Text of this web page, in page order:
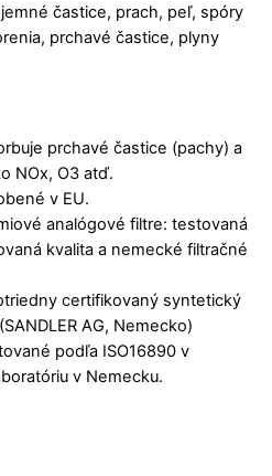
častice, prach, peľ, spóry
prchavé častice, plyny
prchavé častice (pachy) a
NOx, O3 atď.
v EU.
analógové filtre: testovaná
kvalita a nemecké filtračné
certifikovaný syntetický
AG, Nemecko)
podľa ISO16890 v
v Nemecku.